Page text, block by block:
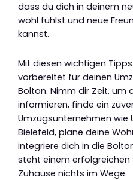
dass du dich in deinem
wohl fühlst und neue
kannst.
Mit diesen wichtigen
vorbereitet für deinen
Bolton. Nimm dir Zeit, um
informieren, finde ein
Umzugsunternehmen wie
Bielefeld, plane deine
integriere dich in die
steht einem erfolgreichen
Zuhause nichts im Wege.